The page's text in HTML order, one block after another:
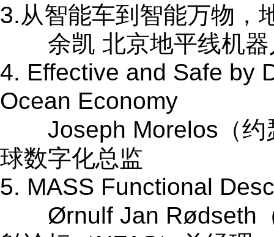
3.从智能车到智能万物，
余凯 北京地平线机器
4. Effective and Safe by
Ocean Economy
Joseph Morelos（约
球数字化总监
5. MASS Functional
Ørnulf Jan Rødseth（